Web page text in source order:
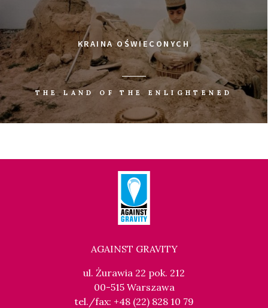
KRAINA OŚWIECONYCH
THE LAND OF THE ENLIGHTENED
AGAINST GRAVITY
ul. Żurawia 22 pok. 212
00-515 Warszawa
tel./fax: +48 (22) 828 10 79